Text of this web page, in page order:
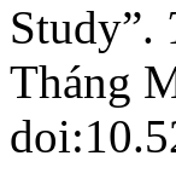
Study”.
Tháng